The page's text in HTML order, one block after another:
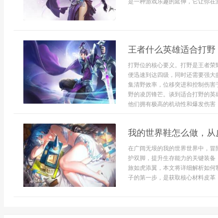
是一种游戏乐趣的延伸，它让你在
王者什么英雄适合打
打野位的核心要义。打野是王者
便迅速到达四级，同时还需要强
集清野效率，位移突进和控制伤
野的凌厉锋芒。谈到适合打野的
他们拥有极高的机动性和爆发伤
我的世界鞋怎么做，
在广阔无垠的我的世界世界中，
护双脚，提升生存能力的关键装
旅如虎添翼，本文将详细解析如
子的第一步，是获取核心材料皮